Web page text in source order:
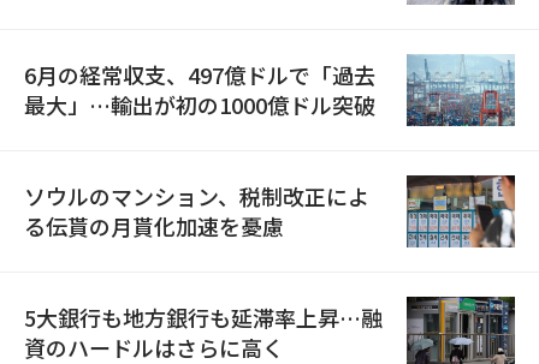
6月の経常収支、497億ドルで「過去
最大」…輸出が初の1000億ドル突破
ソウルのマンション、税制改正によ
る伝貰の月貰化加速を憂慮
5大銀行も地方銀行も延滞率上昇…融
資のハードルはさらに高く